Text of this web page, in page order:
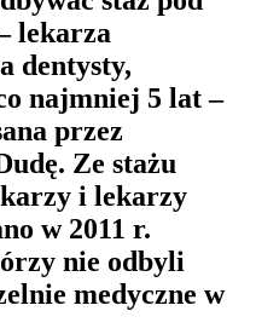
staż pod
lekarza
dentysty,
najmniej 5 lat –
przez
Ze stażu
i lekarzy
w 2011 r.
nie odbyli
medyczne w